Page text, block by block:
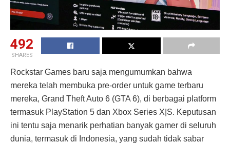
492
SHARES
Rockstar Games baru saja mengumumkan bahwa
mereka telah membuka pre-order untuk game terbaru
mereka, Grand Theft Auto 6 (GTA 6), di berbagai platform
termasuk PlayStation 5 dan Xbox Series X|S. Keputusan
ini tentu saja menarik perhatian banyak gamer di seluruh
dunia, termasuk di Indonesia, yang sudah tidak sabar